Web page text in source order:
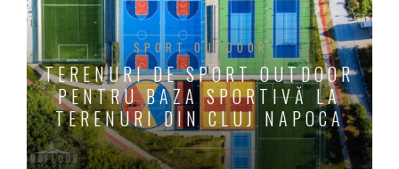
SPORT OUTDOOR
TERENURI DE SPORT OUTDOOR
PENTRU BAZA SPORTIVĂ LA
TERENURI DIN CLUJ NAPOCA